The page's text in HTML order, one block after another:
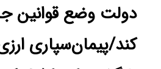
دولت وضع قوانین
کند/پیمان‌سپاری